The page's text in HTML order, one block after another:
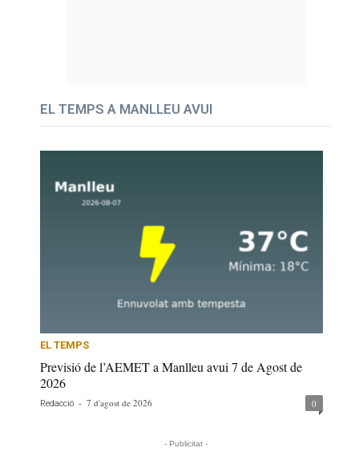
EL TEMPS A MANLLEU AVUI
EL TEMPS
Previsió de l’AEMET a Manlleu avui 7 de Agost de
2026
Redacció - 7 d'agost de 2026 0
- Publicitat -